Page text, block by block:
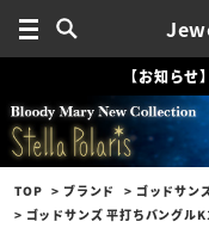
【お知ら
TOP ブランド
ゴッドサン
ゴッドサンズ 平打ちバングル